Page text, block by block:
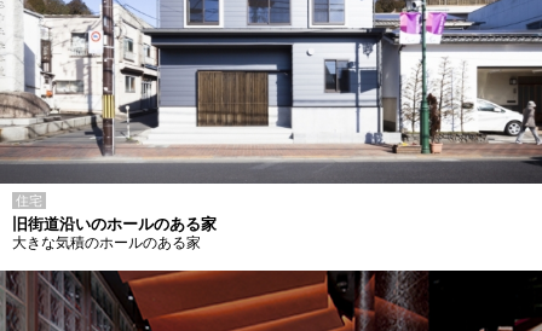
住宅
旧街道沿いのホールのある家
大きな気積のホールのある家